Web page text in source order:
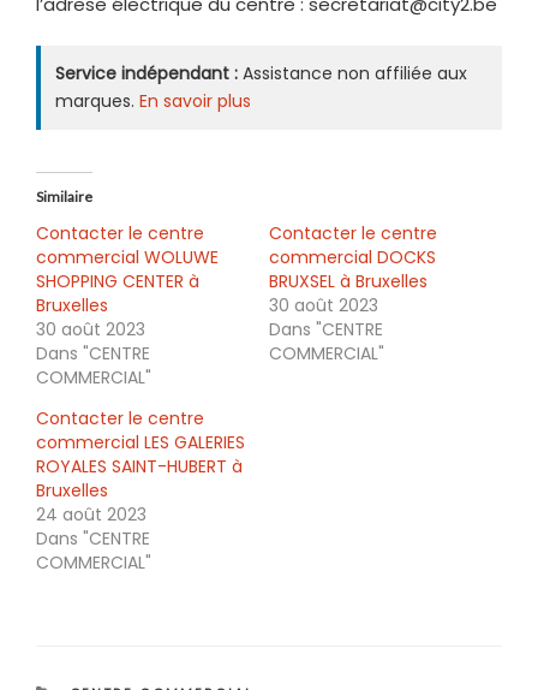
Service indépendant : Assistance non affiliée aux
marques. En savoir plus
Similaire
Contacter le centre
commercial WOLUWE
SHOPPING CENTER à
Bruxelles
30 août 2023
Dans "CENTRE
COMMERCIAL"
Contacter le centre
commercial DOCKS
BRUXSEL à Bruxelles
30 août 2023
Dans "CENTRE
COMMERCIAL"
Contacter le centre
commercial LES GALERIES
ROYALES SAINT-HUBERT à
Bruxelles
24 août 2023
Dans "CENTRE
COMMERCIAL"